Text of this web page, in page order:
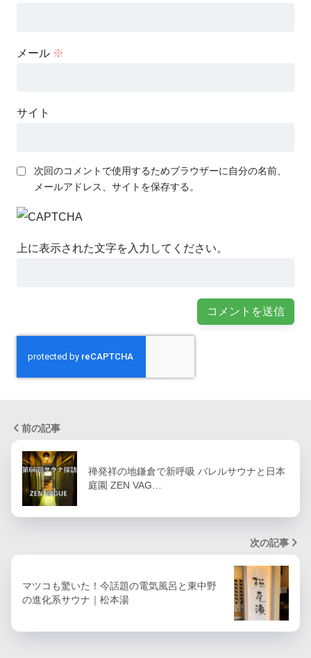
メール ※
サイト
次回のコメントで使用するためブラウザーに自分の名前、
メールアドレス、サイトを保存する。
上に表示された文字を入力してください。
前の記事
禅発祥の地鎌倉で新呼吸 バレルサウナと日本
庭園 ZEN VAG…
次の記事
マツコも驚いた！今話題の電気風呂と東中野
の進化系サウナ｜松本湯